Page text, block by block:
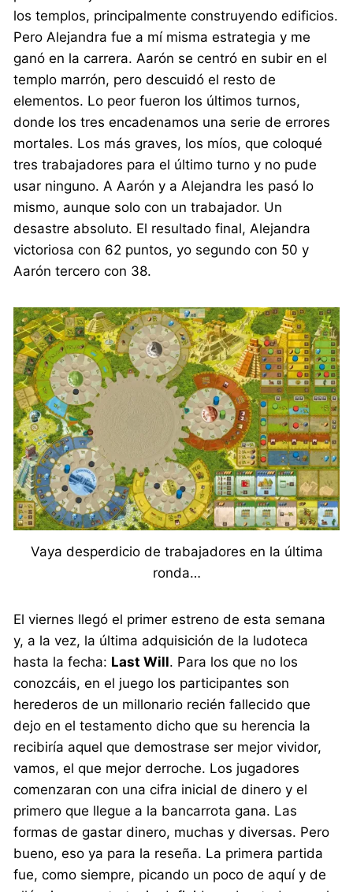
los templos, principalmente construyendo edificios.
Pero Alejandra fue a mí misma estrategia y me
ganó en la carrera. Aarón se centró en subir en el
templo marrón, pero descuidó el resto de
elementos. Lo peor fueron los últimos turnos,
donde los tres encadenamos una serie de errores
mortales. Los más graves, los míos, que coloqué
tres trabajadores para el último turno y no pude
usar ninguno. A Aarón y a Alejandra les pasó lo
mismo, aunque solo con un trabajador. Un
desastre absoluto. El resultado final, Alejandra
victoriosa con 62 puntos, yo segundo con 50 y
Aarón tercero con 38.
Vaya desperdicio de trabajadores en la última
ronda…
El viernes llegó el primer estreno de esta semana
y, a la vez, la última adquisición de la ludoteca
hasta la fecha: Last Will. Para los que no los
conozcáis, en el juego los participantes son
herederos de un millonario recién fallecido que
dejo en el testamento dicho que su herencia la
recibiría aquel que demostrase ser mejor vividor,
vamos, el que mejor derroche. Los jugadores
comenzaran con una cifra inicial de dinero y el
primero que llegue a la bancarrota gana. Las
formas de gastar dinero, muchas y diversas. Pero
bueno, eso ya para la reseña. La primera partida
fue, como siempre, picando un poco de aquí y de